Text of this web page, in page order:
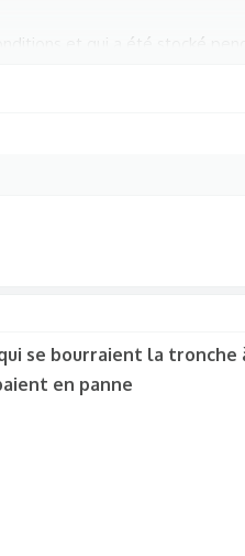
et qui a été stocké
se bourraient la tronche
en panne